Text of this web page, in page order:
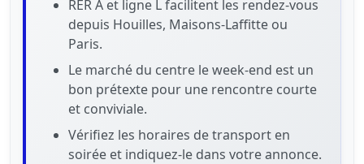
RER A et ligne L facilitent les rendez-vous
depuis Houilles, Maisons-Laffitte ou
Paris.
Le marché du centre le week-end est un
bon prétexte pour une rencontre courte
et conviviale.
Vérifiez les horaires de transport en
soirée et indiquez-le dans votre annonce.